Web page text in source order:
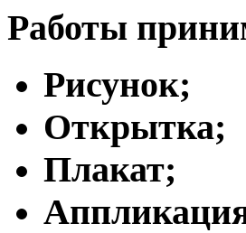
Работы
Рисунок;
Открытка;
Плакат;